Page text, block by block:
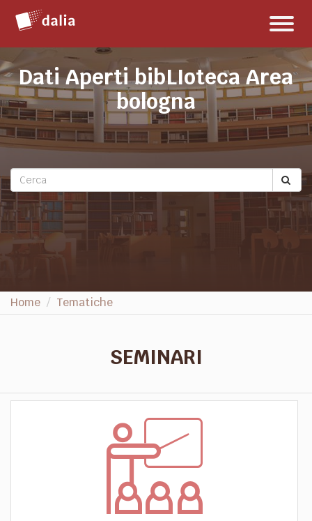
contenuto
Dati Aperti bibLIoteca Area
bologna
Home Tematiche
SEMINARI